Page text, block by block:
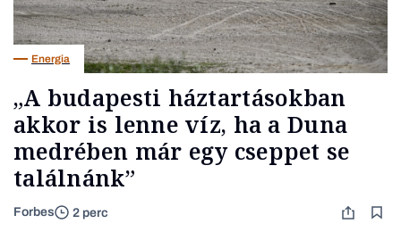
Energia
„A budapesti háztartásokban
akkor is lenne víz, ha a Duna
medrében már egy cseppet se
találnánk”
Forbes 2 perc